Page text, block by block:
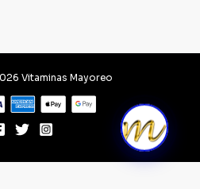
Vitaminas Mayoreo